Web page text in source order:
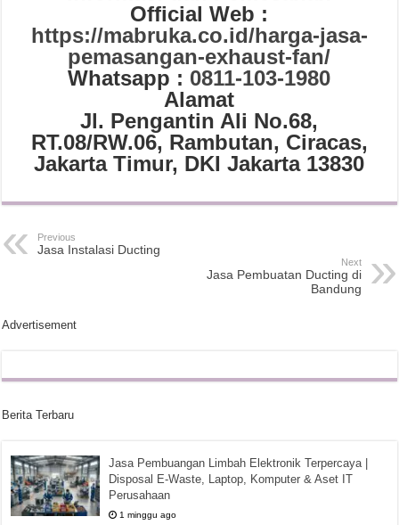
Official Web :
https://mabruka.co.id/harga-jasa-
pemasangan-exhaust-fan/
Whatsapp : 0811-103-1980
Alamat
Jl. Pengantin Ali No.68,
RT.08/RW.06, Rambutan, Ciracas,
Jakarta Timur, DKI Jakarta 13830
Previous
Jasa Instalasi Ducting
Next
Jasa Pembuatan Ducting di
Bandung
Advertisement
Berita Terbaru
Jasa Pembuangan Limbah Elektronik Terpercaya |
Disposal E-Waste, Laptop, Komputer & Aset IT
Perusahaan
1 minggu ago